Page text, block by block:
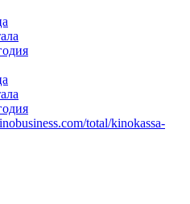
total/kinokassa-